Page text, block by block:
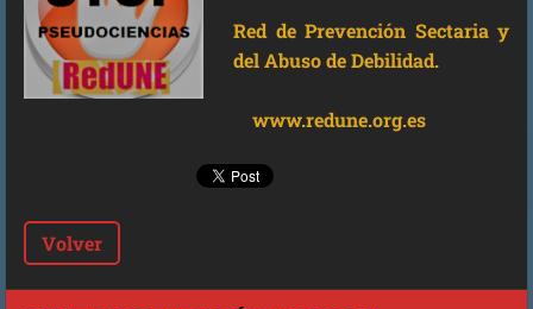
Red de Prevención Sectaria y
del Abuso de Debilidad.
www.redune.org.es
Volver